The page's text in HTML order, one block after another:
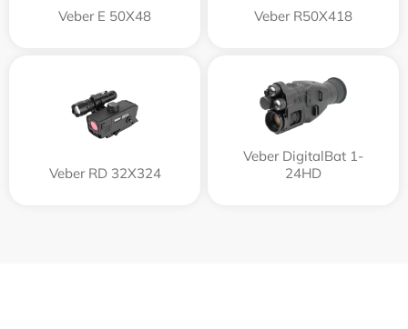
Veber E 50X48 Veber R50X418
Veber RD 32X324
Veber DigitalBat 1-
24HD